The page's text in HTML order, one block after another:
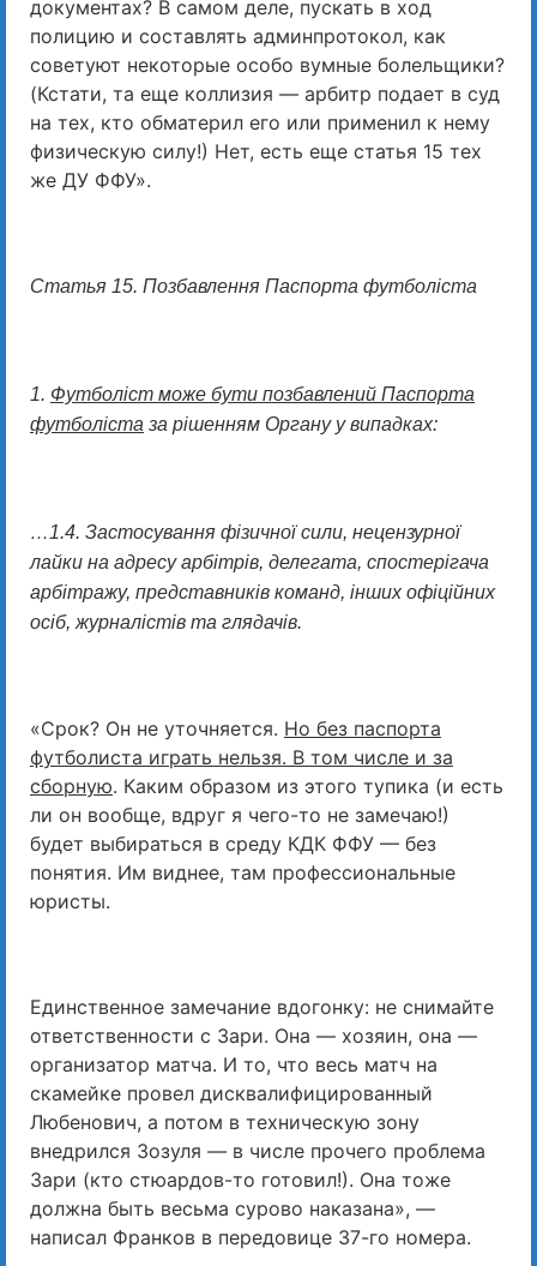
документах? В самом деле, пускать в ход
полицию и составлять админпротокол, как
советуют некоторые особо вумные болельщики?
(Кстати, та еще коллизия — арбитр подает в суд
на тех, кто обматерил его или применил к нему
физическую силу!) Нет, есть еще статья 15 тех
же ДУ ФФУ».
Статья 15. Позбавлення Паспорта футболіста
1. Футболіст може бути позбавлений Паспорта
футболіста за рішенням Органу у випадках:
…1.4. Застосування фізичної сили, нецензурної
лайки на адресу арбітрів, делегата, спостерігача
арбітражу, представників команд, інших офіційних
осіб, журналістів та глядачів.
«Срок? Он не уточняется. Но без паспорта
футболиста играть нельзя. В том числе и за
сборную. Каким образом из этого тупика (и есть
ли он вообще, вдруг я чего-то не замечаю!)
будет выбираться в среду КДК ФФУ — без
понятия. Им виднее, там профессиональные
юристы.
Единственное замечание вдогонку: не снимайте
ответственности с Зари. Она — хозяин, она —
организатор матча. И то, что весь матч на
скамейке провел дисквалифицированный
Любенович, а потом в техническую зону
внедрился Зозуля — в числе прочего проблема
Зари (кто стюардов-то готовил!). Она тоже
должна быть весьма сурово наказана», —
написал Франков в передовице 37-го номера.